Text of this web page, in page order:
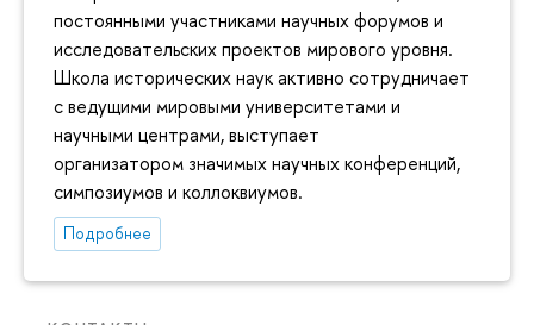
постоянными участниками научных форумов и
исследовательских проектов мирового уровня.
Школа исторических наук активно сотрудничает
с ведущими мировыми университетами и
научными центрами, выступает
организатором значимых научных конференций,
симпозиумов и коллоквиумов.
Подробнее